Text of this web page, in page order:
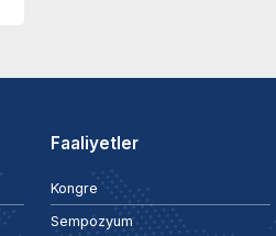
Faaliyetler
Kongre
Sempozyum